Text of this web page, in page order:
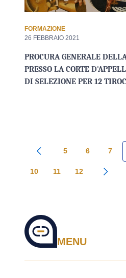
FORMAZIONE
26 FEBBRAIO 2021
PROCURA GENERALE
PRESSO LA CORTE
DI SELEZIONE PER 12
Pagina precedente
5 6 7
10 11 12
MENU